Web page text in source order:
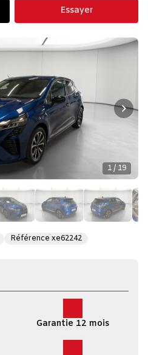
Essayer
1 / 19
Référence xe62242
Garantie 12 mois